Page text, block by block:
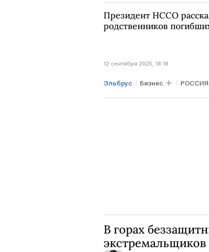
Президент НССО
родственников
12 сентября 2025, 18:18
Эльбрус Бизнес РОССИЯ
Общество
В горах
экстремальщиков